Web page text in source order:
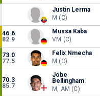
Justin Lerma
M (C)
46.6
82.9
Mussa Kaba
VM (C)
73.0
77.5
Felix Nmecha
M (C)
70.3
85.7
Jobe
Bellingham
M, AM (C)